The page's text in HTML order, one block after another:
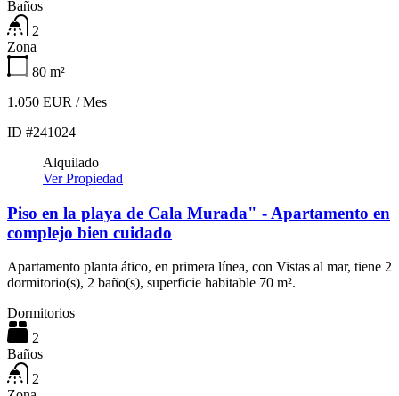
Baños
2
Zona
80 m²
1.050 EUR / Mes
ID #241024
Alquilado
Ver Propiedad
Piso en la playa de Cala Murada" - Apartamento en
complejo bien cuidado
Apartamento planta ático, en primera línea, con Vistas al mar, tiene 2
dormitorio(s), 2 baño(s), superficie habitable 70 m².
Dormitorios
2
Baños
2